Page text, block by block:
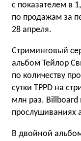
с показателем в
по продажам за
28 апреля.
Стриминговый
альбом Тейлор
по количеству
сутки TPPD на
млн раз.
прослушиваниях
В двойной